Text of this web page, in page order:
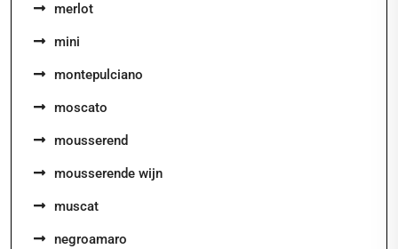
merlot
mini
montepulciano
moscato
mousserend
mousserende wijn
muscat
negroamaro